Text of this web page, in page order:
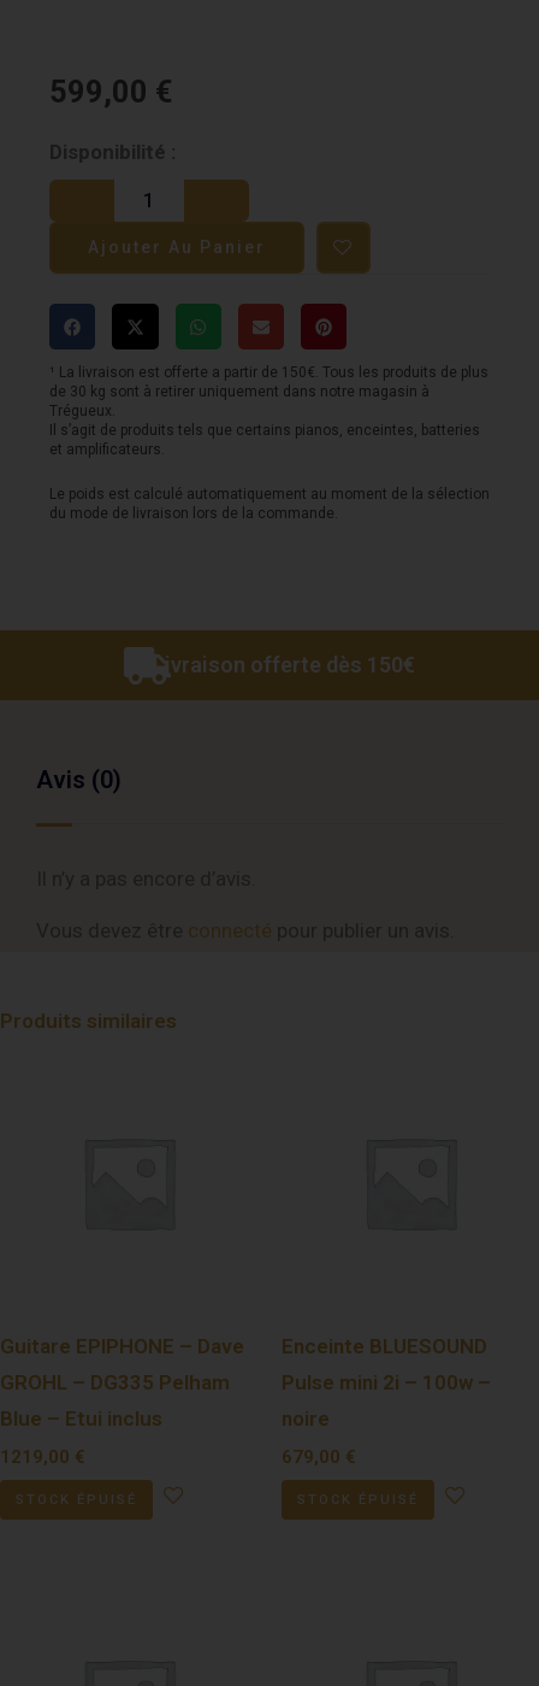
599,00 €
Disponibilité :
quantité
de
Enceintes
murale
On-
Wall
301
blanches
Ajouter Au Panier
¹ La livraison est offerte a partir de 150€. Tous les produits de plus
de 30 kg sont à retirer uniquement dans notre magasin à
Trégueux.
Il s’agit de produits tels que certains pianos, enceintes, batteries
et amplificateurs.
Le poids est calculé automatiquement au moment de la sélection
du mode de livraison lors de la commande.
Livraison offerte dès 150€
Avis (0)
connecté
Produits similaires
Guitare EPIPHONE – Dave
GROHL – DG335 Pelham
Blue – Etui inclus
1219,00 €
STOCK ÉPUISÉ
Enceinte BLUESOUND
Pulse mini 2i – 100w –
noire
679,00 €
STOCK ÉPUISÉ